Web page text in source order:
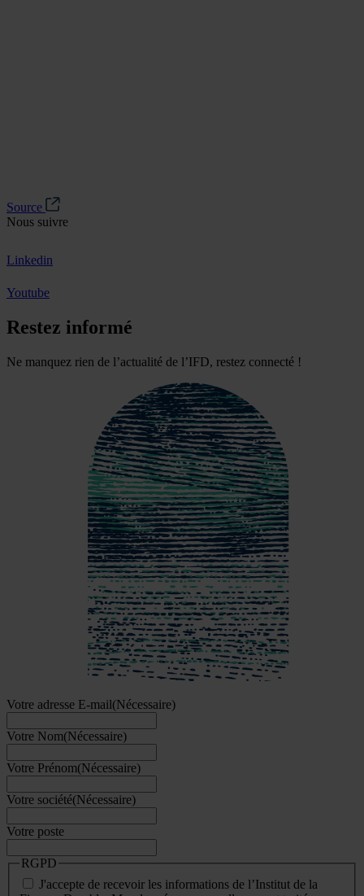
Source
Nous suivre
Linkedin
Youtube
Restez informé
Ne manquez rien de l’actualité de l’IFD, restez connecté !
Votre adresse E-mail(Nécessaire)
Votre Nom(Nécessaire)
Votre Prénom(Nécessaire)
Votre société(Nécessaire)
Votre poste
RGPD
J'accepte de recevoir les informations de l’Institut de la